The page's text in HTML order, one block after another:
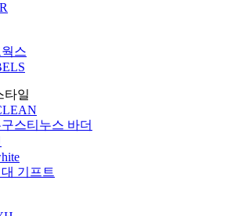
스
타일
스티누스 바더
기프트